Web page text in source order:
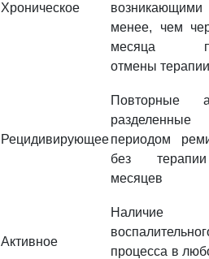
Хроническое
возникающими
менее, чем
месяца
отмены терапии
Рецидивирующее
Повторные
разделенные
периодом
без
месяцев
Активное
Наличие
процесса в